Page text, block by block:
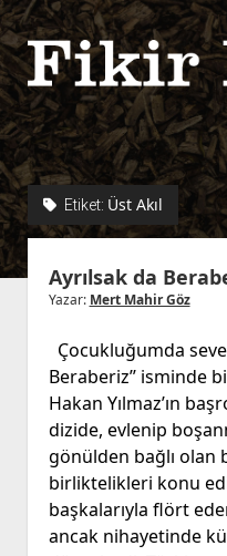
Fikir
Kazanı
Etiket: Üst Akıl
Ayrılsak da
Yazar: Mert Mahir Göz
Çocukluğumda
Beraberiz’’ isminde
Hakan Yılmaz’ın
dizide, evlenip
gönülden bağlı olan
birliktelikleri konu
başkalarıyla flört
ancak nihayetinde